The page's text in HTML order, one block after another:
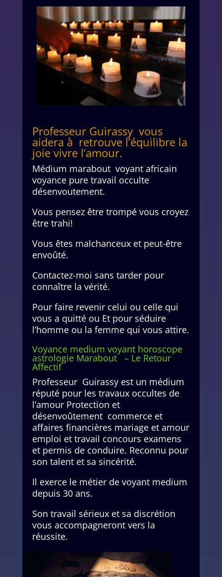
Professeur Guirassy vous
aidera à retrouve l’équilibre la
joie vivre l’amour.
Médium marabout voyant africain
voyance pure travail occulte
désenvoutement.
Vous pensez être trompé vous croyez
être trahi!
Vous êtes malchanceux et peut-être
envoûté.
Contactez-moi sans tarder pour
connaître la vérité.
Pour faire revenir celui ou celle qui
vous a quitté ou Et pour séduire
l’homme ou la femme qui vous attire.
Voyance medium voyant horoscope
astrologie Marabout – Le Retour
Affectif
Professeur Guirassy est un médium
réputé pour les travaux occultes de
l’amour Protection et
désenvoûtement commerce et
affaires financières mariage et amour
emploi et travail concours examens
et permis de conduire. Reconnu pour
son talent et sa sincérité.
Il exerce le métier de voyant medium
depuis 30 ans.
Son travail sérieux et sa discrétion
vous accompagneront vers la
réussite.